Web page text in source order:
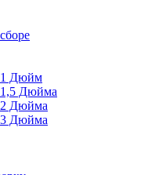
1 Дюйм
Дюйма
Дюйма
Дюйма